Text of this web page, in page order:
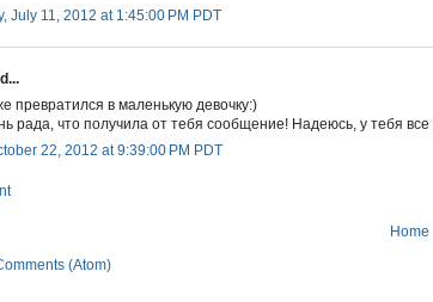
July 11, 2012 at 1:45:00 PM PDT
превратился в маленькую девочку:)
рада, что получила от тебя сообщение! Надеюсь, у тебя
22, 2012 at 9:39:00 PM PDT
Home
(Atom)